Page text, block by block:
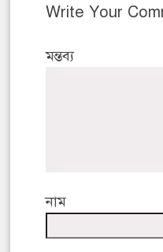
Write Your
মন্তব্য
নাম